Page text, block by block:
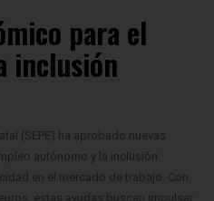
para el
inclusión
(SEPE) ha aprobado nuevas
autónomo y la inclusión
en el mercado de trabajo. Con
estas ayudas buscan impulsar